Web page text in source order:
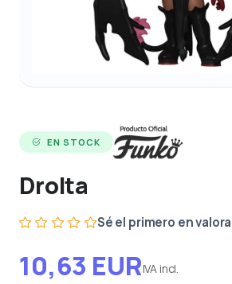
EN STOCK
Drolta
Sé el primero en
10,63 EURIVA incl.